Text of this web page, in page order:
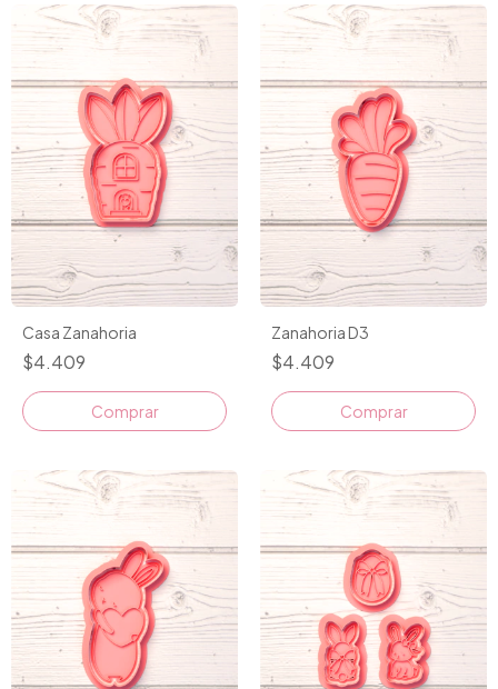
Casa Zanahoria
$4.409
Comprar
Zanahoria D3
$4.409
Comprar